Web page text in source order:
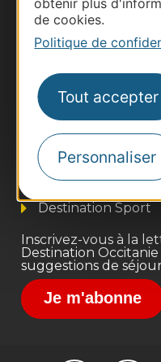
obtenir plus
de cookies.
Politique de
Tout accepter
Personnaliser
Thermalisme
Business/Mice
Pros d'Occitanie
Site presse et
Voyagistes
Destination Sport
Inscrivez-vous à la
Destination
suggestions de
Je m'abonne